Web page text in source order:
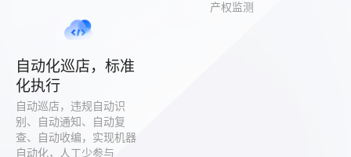
产权监测
自动化巡店，标准
化执行
自动巡店，违规自动识
别、自动通知、自动复
查、自动收编，实现机器
自动化，人工少参与